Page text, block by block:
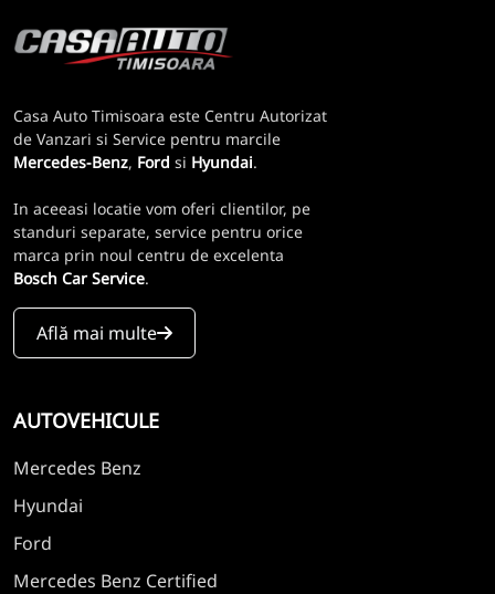
Casa Auto Timisoara este Centru Autorizat
de Vanzari si Service pentru marcile
Mercedes-Benz, Ford si Hyundai.
In aceeasi locatie vom oferi clientilor, pe
standuri separate, service pentru orice
marca prin noul centru de excelenta
Bosch Car Service.
Află mai multe
AUTOVEHICULE
Mercedes Benz
Hyundai
Ford
Mercedes Benz Certified